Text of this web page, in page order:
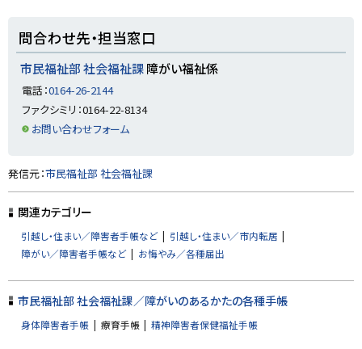
問合わせ先・担当窓口
市民福祉部 社会福祉課障がい福祉係
電話：0164-26-2144
ファクシミリ：0164-22-8134
お問い合わせフォーム
ト
ッ
プ
発信元：市民福祉部 社会福祉課
関連カテゴリー
引越し・住まい／障害者手帳など
引越し・住まい／市内転居
障がい／障害者手帳など
お悔やみ／各種届出
市民福祉部 社会福祉課／障がいのあるかたの各種手帳
身体障害者手帳 療育手帳 精神障害者保健福祉手帳